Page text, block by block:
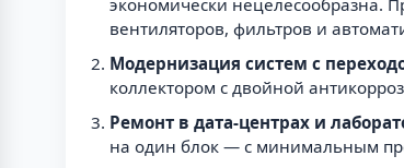
вентиляторов, фильтров и
Модернизация систем с
коллектором с двойной
Ремонт в дата-центрах и
на один блок — с минимальным